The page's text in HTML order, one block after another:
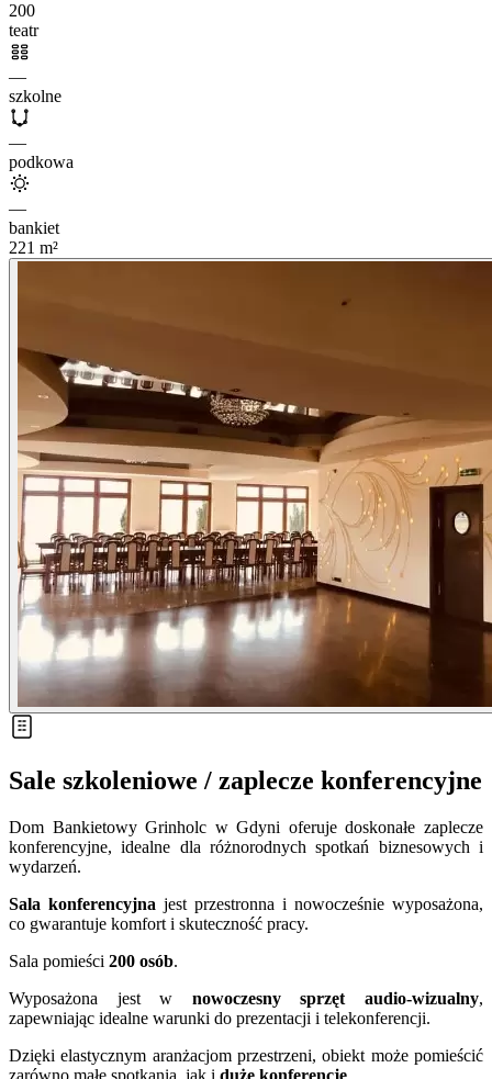
200
teatr
—
szkolne
—
podkowa
—
bankiet
221 m²
Sale szkoleniowe / zaplecze konferencyjne
Dom Bankietowy Grinholc w Gdyni oferuje doskonałe zaplecze
konferencyjne, idealne dla różnorodnych spotkań biznesowych i
wydarzeń.
Sala konferencyjna jest przestronna i nowocześnie wyposażona,
co gwarantuje komfort i skuteczność pracy.
Sala pomieści 200 osób.
Wyposażona jest w nowoczesny sprzęt audio-wizualny,
zapewniając idealne warunki do prezentacji i telekonferencji.
Dzięki elastycznym aranżacjom przestrzeni, obiekt może pomieścić
zarówno małe spotkania, jak i duże konferencje